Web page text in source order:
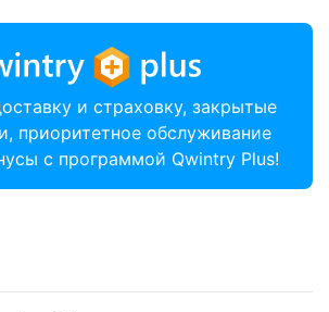
и страховку, закрытые
приоритетное обслуживание
с программой Qwintry Plus!